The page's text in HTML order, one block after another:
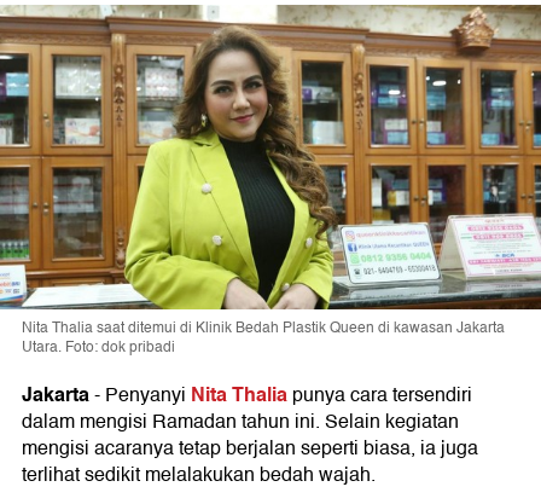
Nita Thalia saat ditemui di Klinik Bedah Plastik Queen di kawasan Jakarta
Utara. Foto: dok pribadi
Jakarta-Penyanyi Nita Thaliapunya cara tersendiri
dalam mengisi Ramadan tahun ini. Selain kegiatan
mengisi acaranya tetap berjalan seperti biasa, ia juga
terlihat sedikit melalakukan bedah wajah.